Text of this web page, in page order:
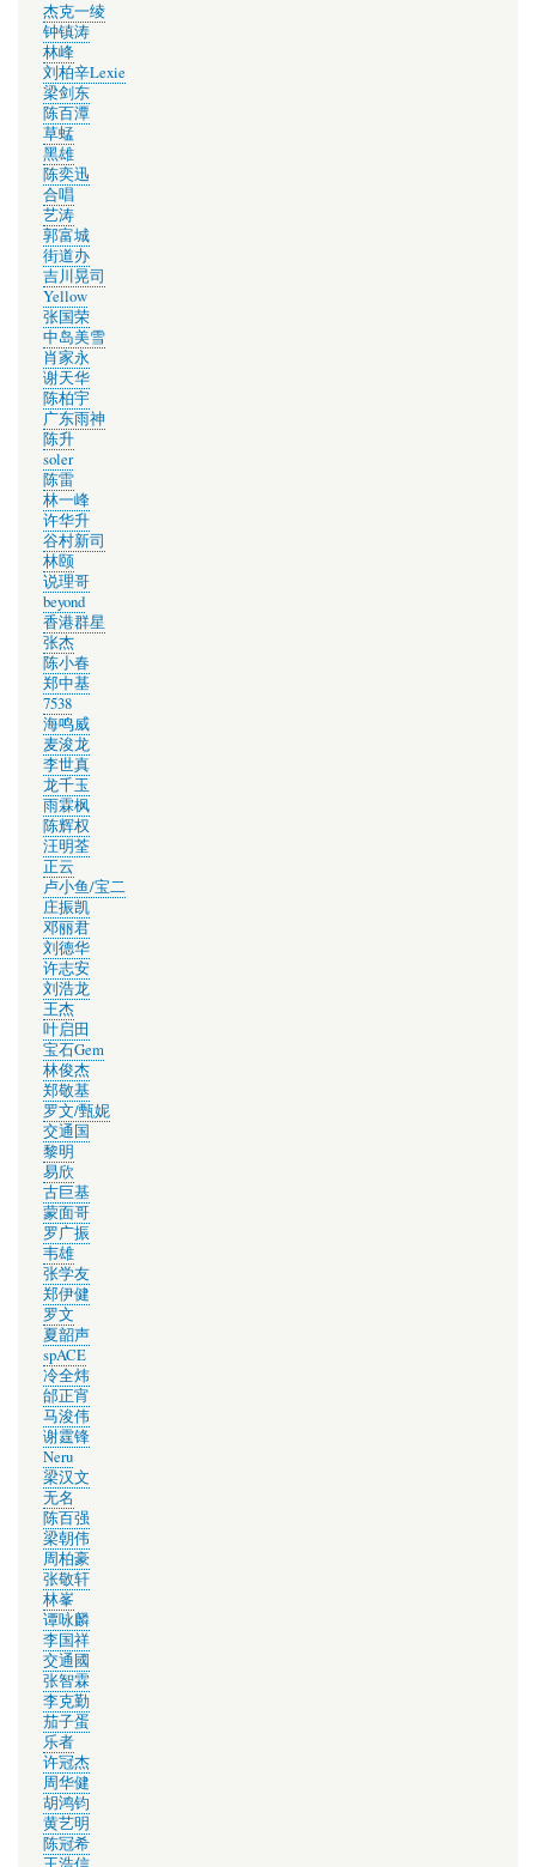
杰克一绫
钟镇涛
林峰
刘柏辛Lexie
梁剑东
陈百潭
草蜢
黑雄
陈奕迅
合唱
艺涛
郭富城
街道办
吉川晃司
Yellow
张国荣
中岛美雪
肖家永
谢天华
陈柏宇
广东雨神
陈升
soler
陈雷
林一峰
许华升
谷村新司
林颐
说理哥
beyond
香港群星
张杰
陈小春
郑中基
7538
海鸣威
麦浚龙
李世真
龙千玉
雨霖枫
陈辉权
汪明荃
正云
卢小鱼/宝二
庄振凯
邓丽君
刘德华
许志安
刘浩龙
王杰
叶启田
宝石Gem
林俊杰
郑敬基
罗文/甄妮
交通国
黎明
易欣
古巨基
蒙面哥
罗广振
韦雄
张学友
郑伊健
罗文
夏韶声
spACE
冷全炜
邰正宵
马浚伟
谢霆锋
Neru
梁汉文
无名
陈百强
梁朝伟
周柏豪
张敬轩
林峯
谭咏麟
李国祥
交通國
张智霖
李克勤
茄子蛋
乐者
许冠杰
周华健
胡鸿钧
黄艺明
陈冠希